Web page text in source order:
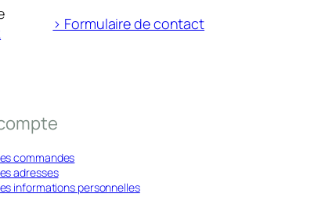
> Formulaire de contact
commandes
adresses
informations personnelles